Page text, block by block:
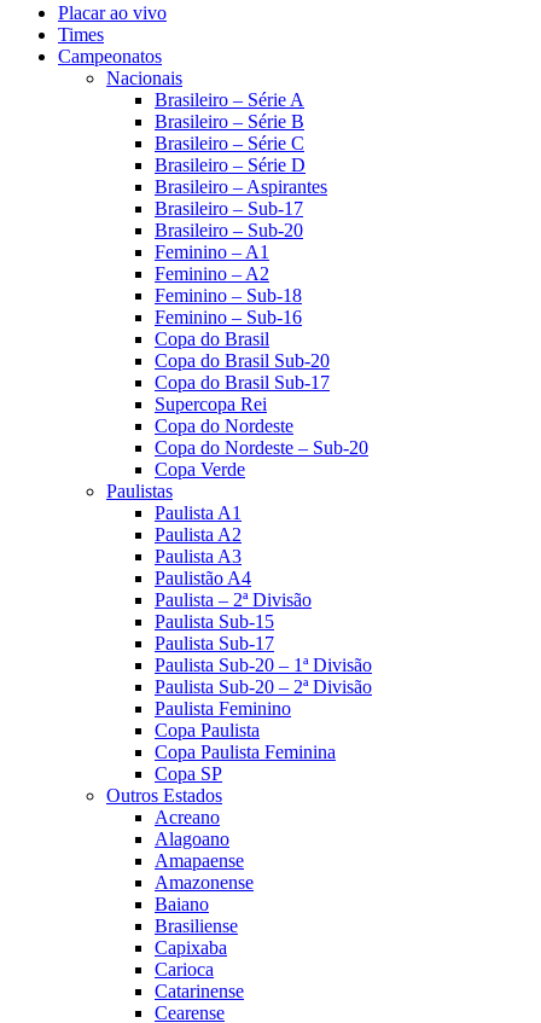
Placar ao vivo
Times
Campeonatos
Nacionais
Brasileiro – Série A
Brasileiro – Série B
Brasileiro – Série C
Brasileiro – Série D
Brasileiro – Aspirantes
Brasileiro – Sub-17
Brasileiro – Sub-20
Feminino – A1
Feminino – A2
Feminino – Sub-18
Feminino – Sub-16
Copa do Brasil
Copa do Brasil Sub-20
Copa do Brasil Sub-17
Supercopa Rei
Copa do Nordeste
Copa do Nordeste – Sub-20
Copa Verde
Paulistas
Paulista A1
Paulista A2
Paulista A3
Paulistão A4
Paulista – 2ª Divisão
Paulista Sub-15
Paulista Sub-17
Paulista Sub-20 – 1ª Divisão
Paulista Sub-20 – 2ª Divisão
Paulista Feminino
Copa Paulista
Copa Paulista Feminina
Copa SP
Outros Estados
Acreano
Alagoano
Amapaense
Amazonense
Baiano
Brasiliense
Capixaba
Carioca
Catarinense
Cearense